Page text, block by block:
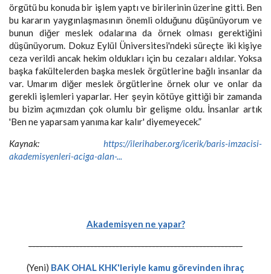
örgütü bu konuda bir işlem yaptı ve birilerinin üzerine gitti. Ben
bu kararın yaygınlaşmasının önemli olduğunu düşünüyorum ve
bunun diğer meslek odalarına da örnek olması gerektiğini
düşünüyorum. Dokuz Eylül Üniversitesi'ndeki süreçte iki kişiye
ceza verildi ancak hekim oldukları için bu cezaları aldılar. Yoksa
başka fakültelerden başka meslek örgütlerine bağlı insanlar da
var. Umarım diğer meslek örgütlerine örnek olur ve onlar da
gerekli işlemleri yaparlar. Her şeyin kötüye gittiği bir zamanda
bu bizim açımızdan çok olumlu bir gelişme oldu. İnsanlar artık
'Ben ne yaparsam yanıma kar kalır' diyemeyecek.”
Kaynak: https://ilerihaber.org/icerik/baris-imzacisi-
akademisyenleri-aciga-alan-...
Akademisyen ne yapar?
-----------------------------------------------------------
(Yeni) BAK OHAL KHK'leriyle kamu görevinden ihraç